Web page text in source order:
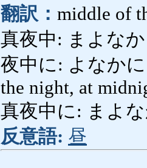
翻訳： middle of
真夜中: まよな
夜中に: よなかに
the night, at
真夜中に: まよ
反意語: 昼